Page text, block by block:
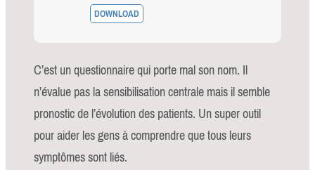
DOWNLOAD
C’est un questionnaire qui porte mal son nom. Il
n’évalue pas la sensibilisation centrale mais il semble
pronostic de l’évolution des patients. Un super outil
pour aider les gens à comprendre que tous leurs
symptômes sont liés.